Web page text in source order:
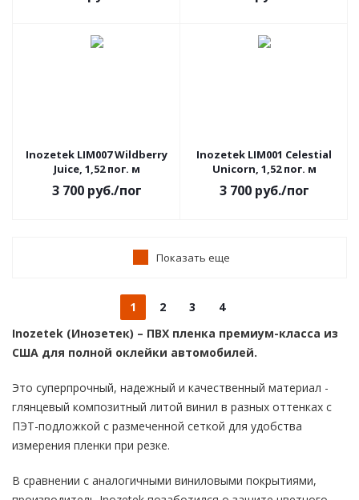
Inozetek LIM007 Wildberry
Juice, 1,52 пог. м
3 700руб./пог
Inozetek LIM001 Celestial
Unicorn, 1,52 пог. м
3 700руб./пог
Показать еще
1 2 3
4
Inozetek (Инозетек) – ПВХ пленка премиум-класса из
США для полной оклейки автомобилей.
Это суперпрочный, надежный и качественный материал -
глянцевый композитный литой винил в разных оттенках с
ПЭТ-подложкой с размеченной сеткой для удобства
измерения пленки при резке.
В сравнении с аналогичными виниловыми покрытиями,